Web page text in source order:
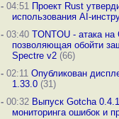
-04:51 Проект Rust
использования AI-
-03:40 TONTOU - атака
позволяющая обойти
Spectre v2(66)
-02:11 Опубликован
1.33.0(31)
-00:32 Выпуск Gotcha
мониторинга ошибок и